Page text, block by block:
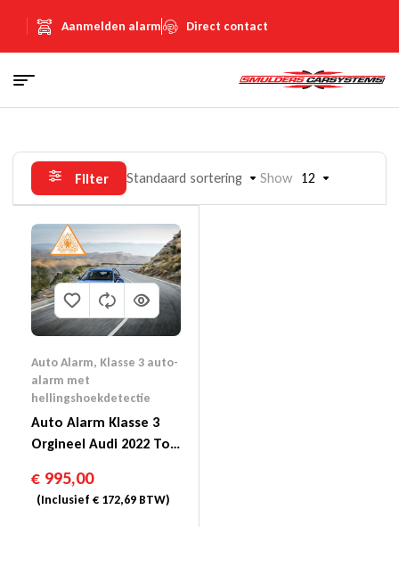
Aanmelden alarm Direct contact
Filter Standaard sortering Show 12
Auto Alarm, Klasse 3 auto-
alarm met
hellingshoekdetectie
Auto Alarm Klasse 3
Orgineel Audi 2022 Tot
€ 995,00
(Inclusief € 172,69 BTW)